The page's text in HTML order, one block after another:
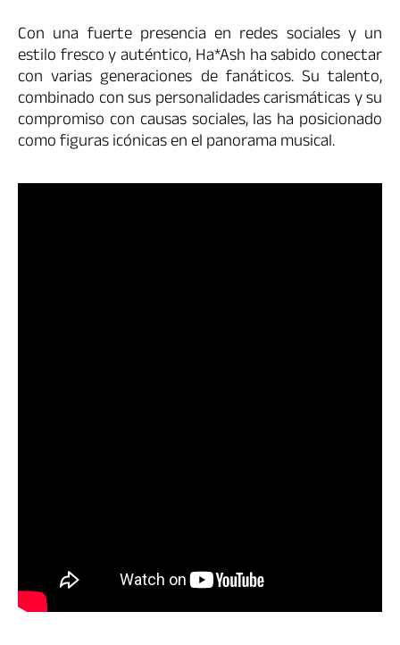
Con una fuerte presencia en redes sociales y un
estilo fresco y auténtico, Ha*Ash ha sabido conectar
con varias generaciones de fanáticos. Su talento,
combinado con sus personalidades carismáticas y su
compromiso con causas sociales, las ha posicionado
como figuras icónicas en el panorama musical.